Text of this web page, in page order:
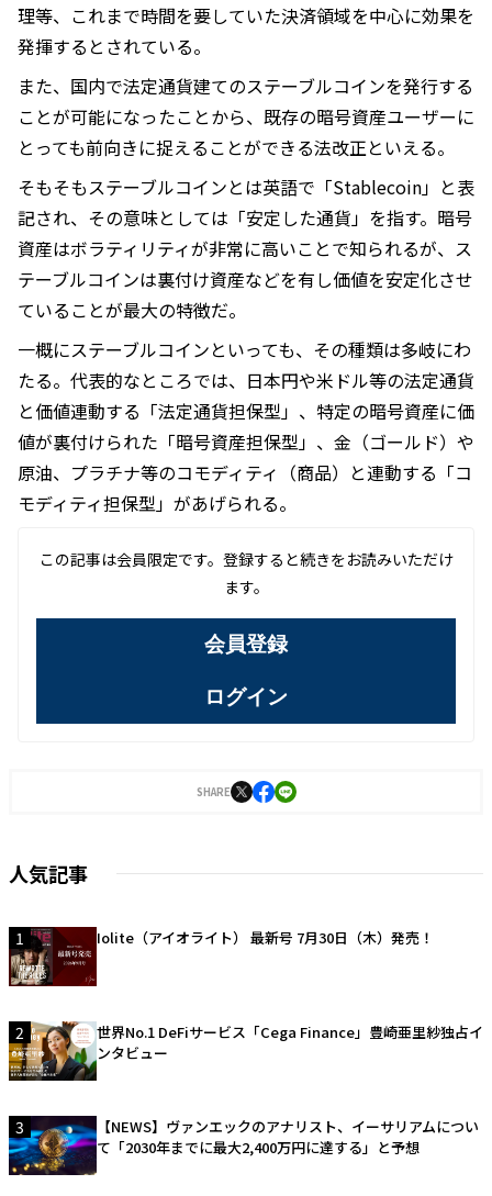
理等、これまで時間を要していた決済領域を中心に効果を
発揮するとされている。
また、国内で法定通貨建てのステーブルコインを発行する
ことが可能になったことから、既存の暗号資産ユーザーに
とっても前向きに捉えることができる法改正といえる。
そもそもステーブルコインとは英語で「Stablecoin」と表
記され、その意味としては「安定した通貨」を指す。暗号
資産はボラティリティが非常に高いことで知られるが、ス
テーブルコインは裏付け資産などを有し価値を安定化させ
ていることが最大の特徴だ。
一概にステーブルコインといっても、その種類は多岐にわ
たる。代表的なところでは、日本円や米ドル等の法定通貨
と価値連動する「法定通貨担保型」、特定の暗号資産に価
値が裏付けられた「暗号資産担保型」、金（ゴールド）や
原油、プラチナ等のコモディティ（商品）と連動する「コ
モディティ担保型」があげられる。
この記事は会員限定です。登録すると続きをお読みいただけ
ます。
会員登録
ログイン
SHARE
人気記事
1 Iolite（アイオライト） 最新号 7月30日（木）発売！
2
世界No.1 DeFiサービス「Cega Finance」豊崎亜里紗独占イ
ンタビュー
3
【NEWS】ヴァンエックのアナリスト、イーサリアムについ
て「2030年までに最大2,400万円に達する」と予想